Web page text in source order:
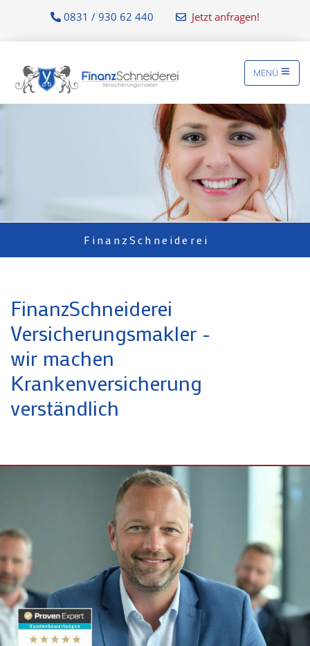
0831 / 930 62 440 Jetzt anfragen!
MENÜ
FinanzSchneiderei
FinanzSchneiderei
Versicherungsmakler -
wir machen
Krankenversicherung
verständlich